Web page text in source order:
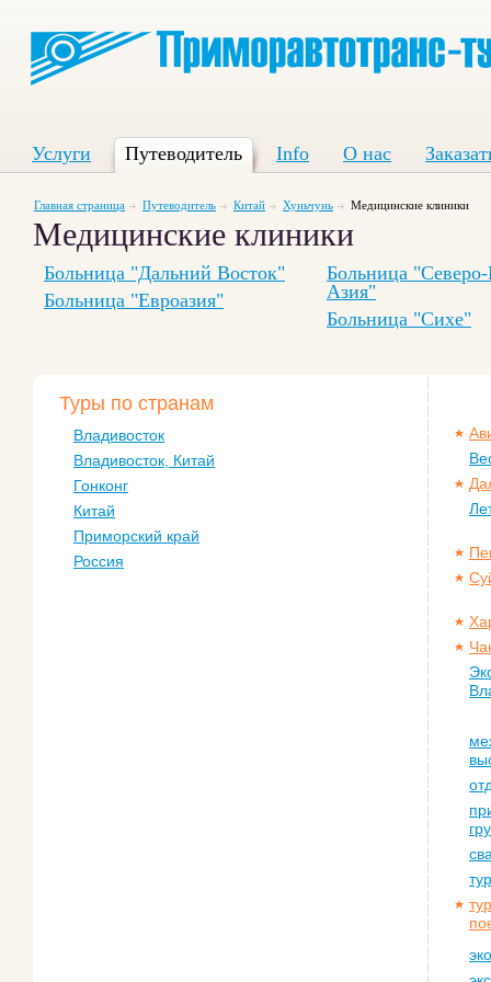
Услуги Путеводитель Info О нас
Главная страница Путеводитель Китай Хуньчунь Медицинские клиники
Медицинские клиники
Больница "Дальний Восток"
Больница "Евроазия"
Больница
Азия"
Больница "Сихе"
Туры по странам
Владивосток
Владивосток, Китай
Гонконг
Китай
Приморский край
Россия